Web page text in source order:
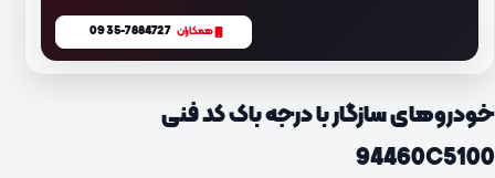
همکاران 0935-7884727
خودروهای سازگار با درجه باک کد فنی
94460C5100